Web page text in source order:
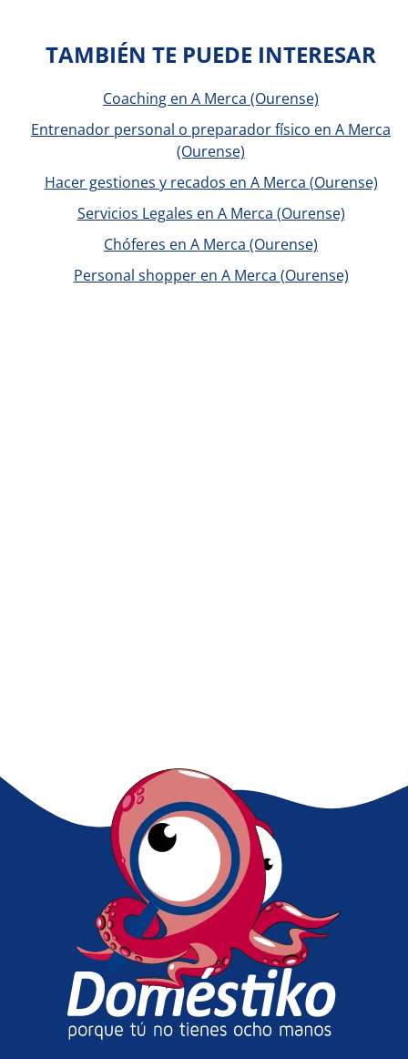
TAMBIÉN TE PUEDE INTERESAR
Coaching en A Merca (Ourense)
Entrenador personal o preparador físico en A Merca
(Ourense)
Hacer gestiones y recados en A Merca (Ourense)
Servicios Legales en A Merca (Ourense)
Chóferes en A Merca (Ourense)
Personal shopper en A Merca (Ourense)